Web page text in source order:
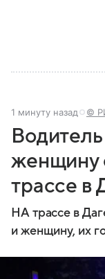
Разбираемся,
1 минуту назад ©
женщину
трассе в
НА трассе в
и женщину, их